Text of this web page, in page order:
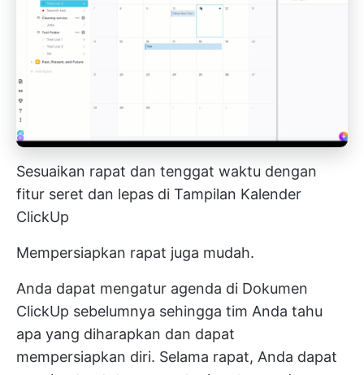
Sesuaikan rapat dan tenggat waktu dengan
fitur seret dan lepas di Tampilan Kalender
ClickUp
Mempersiapkan rapat juga mudah.
Anda dapat mengatur agenda di Dokumen
ClickUp sebelumnya sehingga tim Anda tahu
apa yang diharapkan dan dapat
mempersiapkan diri. Selama rapat, Anda dapat